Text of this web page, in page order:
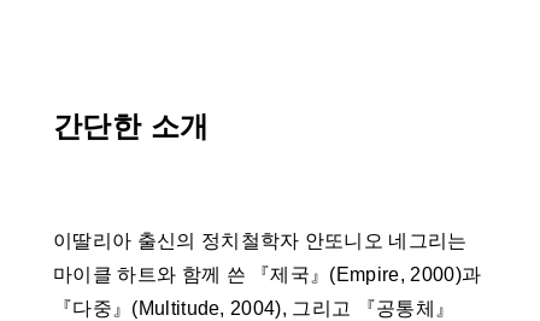
간단한 소개
이딸리아 출신의 정치철학자 안또니오 네그리는
마이클 하트와 함께 쓴 『제국』(Empire, 2000)과
『다중』(Multitude, 2004), 그리고 『공통체』